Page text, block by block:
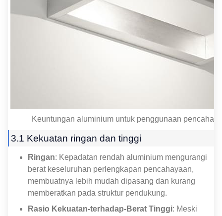
Keuntungan aluminium untuk penggunaan
3.1 Kekuatan ringan dan tinggi
Ringan: Kepadatan rendah aluminium mengurangi
berat keseluruhan perlengkapan pencahayaan,
membuatnya lebih mudah dipasang dan kurang
memberatkan pada struktur pendukung.
Rasio Kekuatan-terhadap-Berat Tinggi: Meski